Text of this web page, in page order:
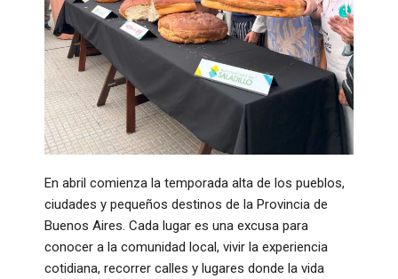
En abril comienza la temporada alta de los pueblos,
ciudades y pequeños destinos de la Provincia de
Buenos Aires. Cada lugar es una excusa para
conocer a la comunidad local, vivir la experiencia
cotidiana, recorrer calles y lugares donde la vida